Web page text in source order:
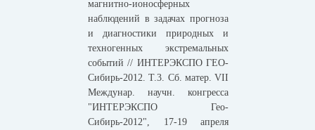
магнитно-ионосферных
наблюдений в задачах прогноза
и диагностики природных и
техногенных экстремальных
событий // ИНТЕРЭКСПО ГЕО-
Сибирь-2012. Т.3. Сб. матер. VII
Междунар. научн. конгресса
"ИНТЕРЭКСПО Гео-
Сибирь-2012", 17-19 апреля